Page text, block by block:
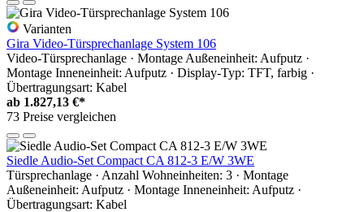
Varianten
Gira Video-Türsprechanlage System 106
Video-Türsprechanlage · Montage Außeneinheit: Aufputz ·
Montage Inneneinheit: Aufputz · Display-Typ: TFT, farbig ·
Übertragungsart: Kabel
ab 1.827,13 €*
73 Preise vergleichen
Siedle Audio-Set Compact CA 812-3 E/W 3WE
Türsprechanlage · Anzahl Wohneinheiten: 3 · Montage
Außeneinheit: Aufputz · Montage Inneneinheit: Aufputz ·
Übertragungsart: Kabel